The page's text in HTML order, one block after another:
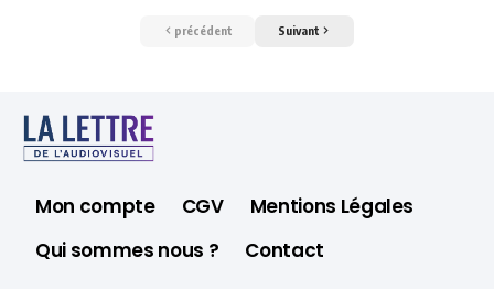
précédent Suivant
Mon compte CGV
Mentions Légales
Qui sommes nous ?
Contact